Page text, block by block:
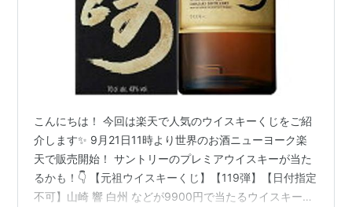
こんにちは！ 今回は楽天で人気のウイスキーくじをご紹
介します✨ 9月21日11時より世界のお酒ニューヨーク楽
天で販売開始！ サントリーのプレミアウイスキーが当た
るかも！👇 【元祖ウイスキーくじ】【119弾】【日付指定
不可】山崎 響 白州 などが9900円で当たるウイスキーく